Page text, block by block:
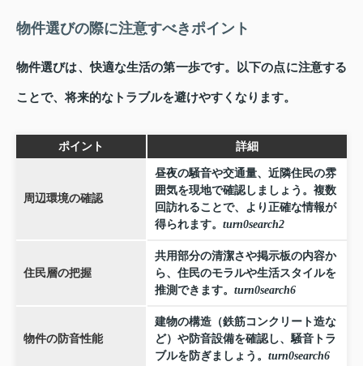
物件選びの際に注意すべきポイント
物件選びは、快適な生活の第一歩です。以下の点に注意する
ことで、将来的なトラブルを避けやすくなります。
ポイント 詳細
周辺環境の確認
昼夜の騒音や交通量、近隣住民の雰
囲気を現地で確認しましょう。複数
回訪れることで、より正確な情報が
得られます。 turn0search2
住民層の把握
共用部分の清潔さや掲示板の内容か
ら、住民のモラルや生活スタイルを
推測できます。 turn0search6
物件の防音性能
建物の構造（鉄筋コンクリート造な
ど）や防音設備を確認し、騒音トラ
ブルを防ぎましょう。 turn0search6